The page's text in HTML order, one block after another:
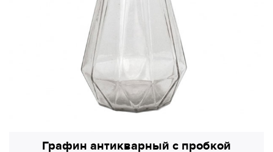
Графин антикварный с пробкой